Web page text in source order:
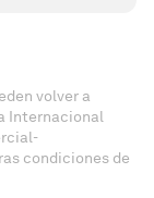
volver a
Internacional
condiciones de